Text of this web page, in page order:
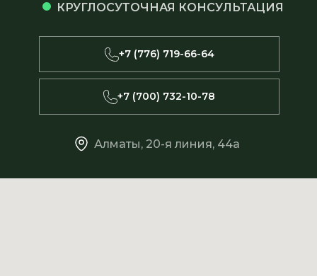
+7 (776) 719-66-64
+7 (700) 732-10-78
Алматы, 20-я линия, 44а
КРУГЛОСУТОЧНАЯ КОНСУЛЬТАЦИЯ